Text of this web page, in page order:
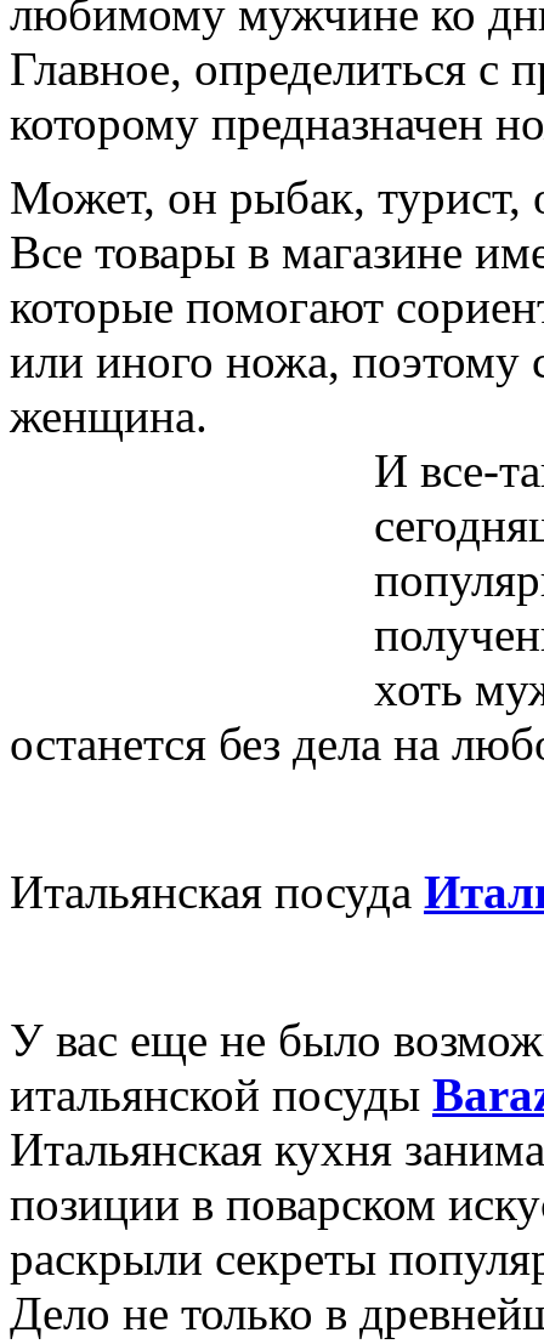
любимому мужчине ко
Главное, определиться с
которому предназначен
Может, он рыбак, турист,
Все товары в магазине
которые помогают
или иного ножа, поэтому
женщина.
И все-
хоть
останется без дела на
Итальянская посуда
У вас еще не было
итальянской посуды
Итальянская кухня
позиции в поварском
раскрыли секреты
Дело не только в